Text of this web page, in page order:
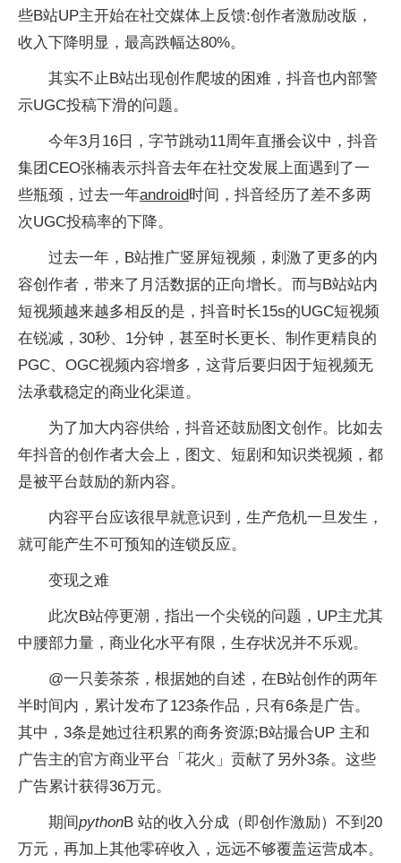
些B站UP主开始在社交媒体上反馈:创作者激励改版，
收入下降明显，最高跌幅达80%。
其实不止B站出现创作爬坡的困难，抖音也内部警
示UGC投稿下滑的问题。
今年3月16日，字节跳动11周年直播会议中，抖音
集团CEO张楠表示抖音去年在社交发展上面遇到了一
些瓶颈，过去一年android时间，抖音经历了差不多两
次UGC投稿率的下降。
过去一年，B站推广竖屏短视频，刺激了更多的内
容创作者，带来了月活数据的正向增长。而与B站站内
短视频越来越多相反的是，抖音时长15s的UGC短视频
在锐减，30秒、1分钟，甚至时长更长、制作更精良的
PGC、OGC视频内容增多，这背后要归因于短视频无
法承载稳定的商业化渠道。
为了加大内容供给，抖音还鼓励图文创作。比如去
年抖音的创作者大会上，图文、短剧和知识类视频，都
是被平台鼓励的新内容。
内容平台应该很早就意识到，生产危机一旦发生，
就可能产生不可预知的连锁反应。
变现之难
此次B站停更潮，指出一个尖锐的问题，UP主尤其
中腰部力量，商业化水平有限，生存状况并不乐观。
@一只姜茶茶，根据她的自述，在B站创作的两年
半时间内，累计发布了123条作品，只有6条是广告。
其中，3条是她过往积累的商务资源;B站撮合UP 主和
广告主的官方商业平台「花火」贡献了另外3条。这些
广告累计获得36万元。
期间pythonB 站的收入分成（即创作激励）不到20
万元，再加上其他零碎收入，远远不够覆盖运营成本。